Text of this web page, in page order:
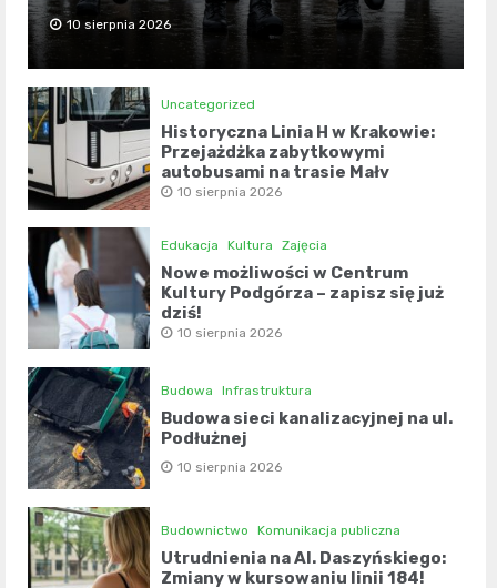
10 sierpnia 2026
Uncategorized
Historyczna Linia H w Krakowie:
Przejażdżka zabytkowymi
autobusami na trasie Mały
Płaszów – Cmentarz Olszanica
10 sierpnia 2026
Edukacja Kultura Zajęcia
Nowe możliwości w Centrum
Kultury Podgórza – zapisz się już
dziś!
10 sierpnia 2026
Budowa Infrastruktura
Budowa sieci kanalizacyjnej na ul.
Podłużnej
10 sierpnia 2026
Budownictwo Komunikacja publiczna
Utrudnienia na Al. Daszyńskiego:
Zmiany w kursowaniu linii 184!